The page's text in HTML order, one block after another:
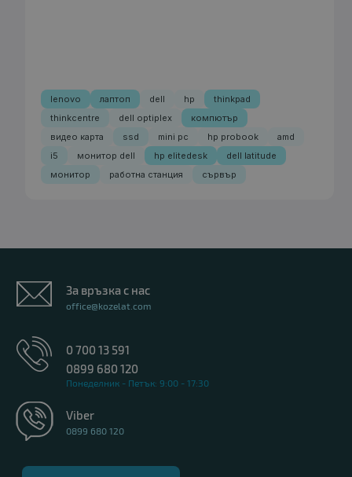
lenovo лаптоп dell hp
thinkpad
thinkcentre
dell optiplex
компютър
видео карта
ssd mini pc hp probook
amd
i5
монитор dell hp elitedesk
dell latitude
монитор
работна станция сървър
За връзка с нас
office@kozelat.com
0 700 13 591
0899 680 120
Понеделник - Петък: 9:00 - 17:30
Viber
0899 680 120